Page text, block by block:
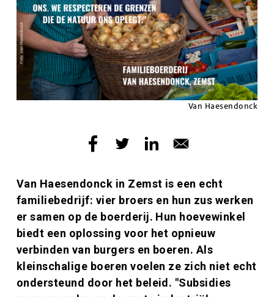
Van Haesendonck
Inleiding
Van Haesendonck in Zemst is een echt
familiebedrijf: vier broers en hun zus werken
er samen op de boerderij. Hun hoevewinkel
biedt een oplossing voor het opnieuw
verbinden van burgers en boeren. Als
kleinschalige boeren voelen ze zich niet echt
ondersteund door het beleid. "Subsidies